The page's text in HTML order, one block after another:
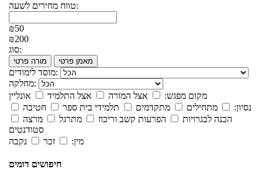
טווח מחירים לשעה:
₪50
₪200
סוג:
מורה פרטי מאמן פרטי
מוסד לימודים:
מחלקה:
מקום מפגש:
אצל המורה אצל התלמיד
אונליין
נסיון:
מתחילים מתקדמים תלמידי בית ספר
חטיבה
הכנה לבגרויות
הפרעות קשב וריכוז מתרגל
מרצה
סטודנטים
מין:
זכר נקבה
חיפושים דומים